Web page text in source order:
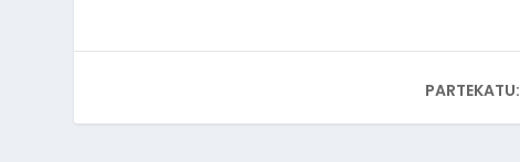
PARTEKATU: